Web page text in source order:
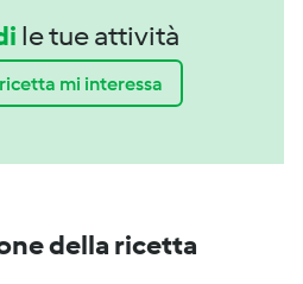
le tue attività
mi interessa
della ricetta